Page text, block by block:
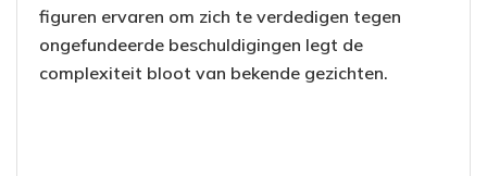
figuren ervaren om zich te verdedigen tegen
ongefundeerde beschuldigingen legt de
complexiteit bloot van bekende gezichten.